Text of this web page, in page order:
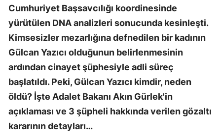
Cumhuriyet Başsavcılığı koordinesinde
yürütülen DNA analizleri sonucunda kesinleşti.
Kimsesizler mezarlığına defnedilen bir kadının
Gülcan Yazıcı olduğunun belirlenmesinin
ardından cinayet şüphesiyle adli süreç
başlatıldı. Peki, Gülcan Yazıcı kimdir, neden
öldü? İşte Adalet Bakanı Akın Gürlek'in
açıklaması ve 3 şüpheli hakkında verilen gözaltı
kararının detayları…